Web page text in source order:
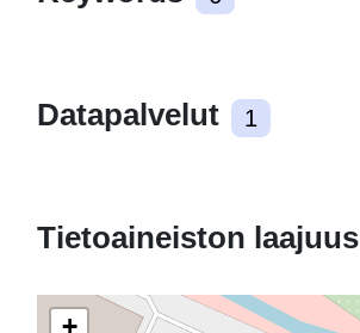
Datapalvelut 1
Tietoaineiston laajuus
+